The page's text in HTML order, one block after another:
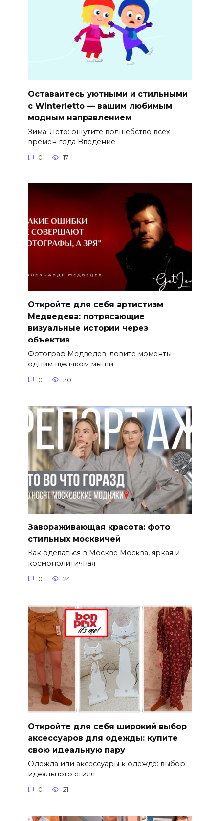
Оставайтесь уютными и стильными
с Winterletto — вашим любимым
модным направлением
Зима-Лето: ощутите волшебство всех
времен года Введение
0 17
Откройте для себя артистизм
Медведева: потрясающие
визуальные истории через
объектив
Фотограф Медведев: ловите моменты
одним щелчком мыши
0 30
Завораживающая красота: фото
стильных москвичей
Как одеваться в Москве Москва, яркая и
космополитичная
0 24
Откройте для себя широкий выбор
аксессуаров для одежды: купите
свою идеальную пару
Одежда или аксессуары к одежде: выбор
идеального стиля
0 21